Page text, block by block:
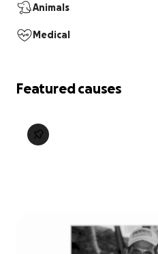
Animals
Medical
Featured causes